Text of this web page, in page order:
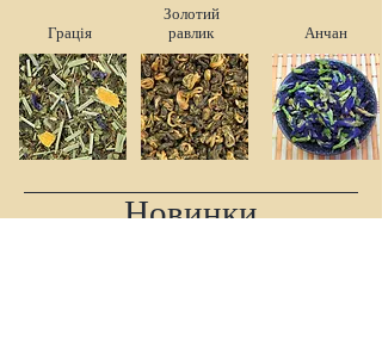
Грація
Золотий
равлик
Анчан
Новинки